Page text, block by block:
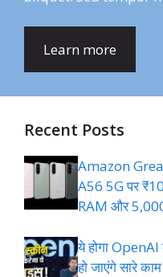
Learn more
Recent Posts
Amazon
A56 5G पर
RAM और
ये होगा OpenAI
हो जाएंगे सारे काम